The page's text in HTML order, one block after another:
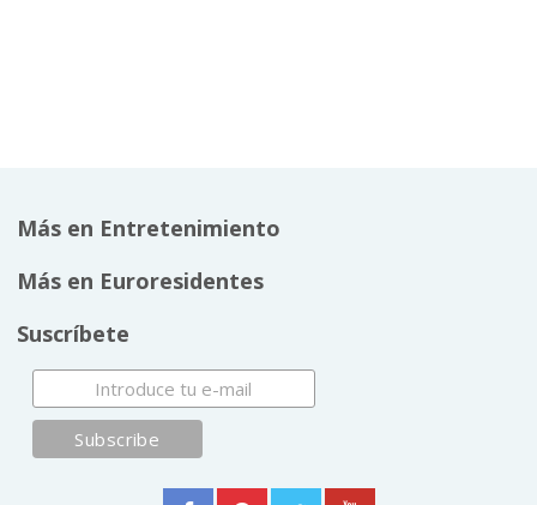
Más en Entretenimiento
Más en Euroresidentes
Suscríbete